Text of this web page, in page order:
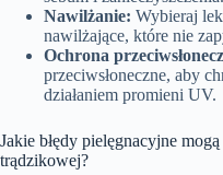
Nawilżanie: Wybieraj
nawilżające, które nie
Ochrona
przeciwsłoneczne, aby
działaniem promieni UV.
Jakie błędy pielęgnacyjne
trądzikowej?